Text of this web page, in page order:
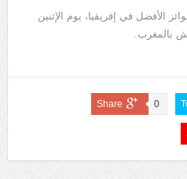
الأفضل في إفريقيا، يوم الإثنين
Share 0